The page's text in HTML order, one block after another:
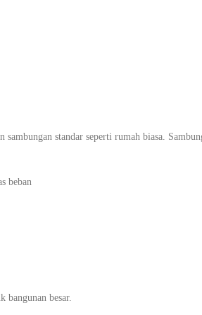
standar seperti rumah biasa.
beban
bangunan besar.